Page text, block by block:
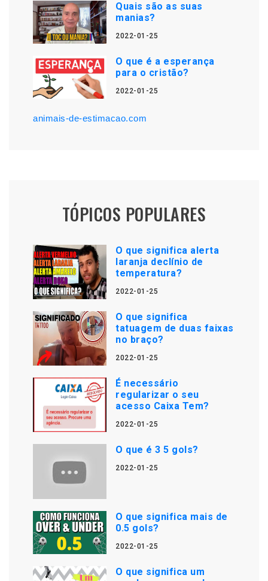
Quais são as suas
manias?
2022-01-25
O que é a esperança
para o cristão?
2022-01-25
animais-de-estimacao.com
TÓPICOS POPULARES
O que significa alerta
laranja declínio de
temperatura?
2022-01-25
O que significa
tatuagem de duas faixas
no braço?
2022-01-25
É necessário
regularizar o seu
acesso Caixa Tem?
2022-01-25
O que é 3 5 gols?
2022-01-25
O que significa mais de
0.5 gols?
2022-01-25
O que significa um